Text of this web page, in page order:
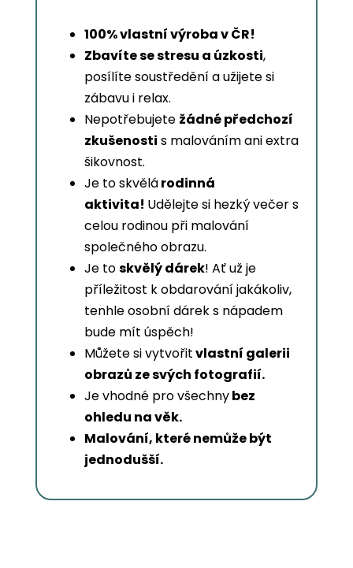
100% vlastní výroba v ČR!
Zbavíte se stresu a úzkosti,
posílíte soustředění a užijete si
zábavu i relax.
Nepotřebujete žádné předchozí
zkušenosti s malováním ani extra
šikovnost.
Je to skvělárodinná
aktivita! Udělejte si hezký večer s
celou rodinou při malování
společného obrazu.
Je toskvělý dárek! Ať už je
příležitost k obdarování jakákoliv,
tenhle osobní dárek s nápadem
bude mít úspěch!
Můžete si vytvořitvlastní galerii
obrazů ze svých fotografií.
Je vhodné pro všechnybez
ohledu na věk.
Malování, které nemůže být
jednodušší.